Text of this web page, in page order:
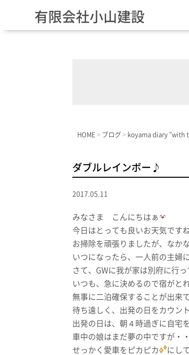
有限会社小山建設
HOME > ブログ > koyama diary "with
ダブルレインボー♪
2017.05.11
みなさま こんにちはぁ
今日はとっても良いお天気です
お掃除を頑張りましたが、なか
いつになったら、一人前の主婦
さて、GWに我が家は別府に行
いつも、急に決めるので宿がと
無事に二泊確保することが出来て
待ち遠しく、出発の日をカウン
出発の日は、朝４時過ぎに自宅
車中の娘はまだ夢の中ですが・
せっかく愛車をピカピカ
にし